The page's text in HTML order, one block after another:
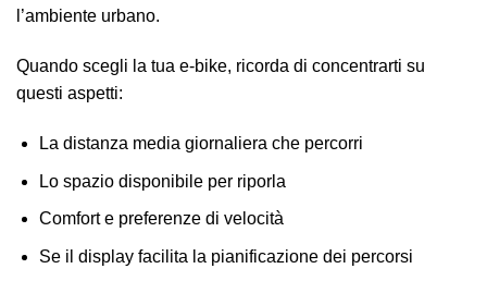
l’ambiente urbano.
Quando scegli la tua e-bike, ricorda di concentrarti su
questi aspetti:
La distanza media giornaliera che percorri
Lo spazio disponibile per riporla
Comfort e preferenze di velocità
Se il display facilita la pianificazione dei percorsi